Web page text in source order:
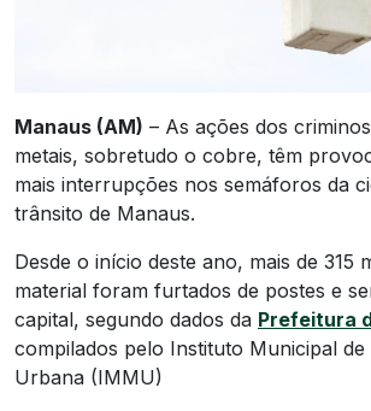
Manaus (AM) – As ações dos
metais, sobretudo o cobre, têm
mais interrupções nos semáforos da
trânsito de Manaus.
Desde o início deste ano, mais de 315
material foram furtados de postes e
capital, segundo dados da Prefeitura
compilados pelo Instituto Municipal de
Urbana (IMMU)